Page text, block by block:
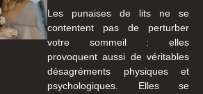
Les punaises de lits ne se
contentent pas de perturber
votre sommeil : elles
provoquent aussi de véritables
désagréments physiques et
psychologiques. Elles se